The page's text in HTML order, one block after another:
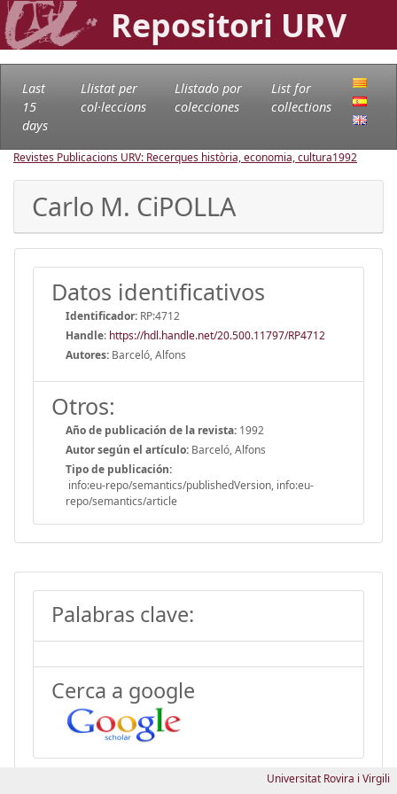
Repositori URV
Last
15
days
Llistat per
col·leccions
Llistado por
colecciones
List for
collections
Revistes Publicacions URV: Recerques història, economia, cultura1992
Carlo M. CiPOLLA
Datos identificativos
Identificador: RP:4712
Handle: https://hdl.handle.net/20.500.11797/RP4712
Autores: Barceló, Alfons
Otros:
Año de publicación de la revista: 1992
Autor según el artículo: Barceló, Alfons
Tipo de publicación:
info:eu-repo/semantics/publishedVersion, info:eu-
repo/semantics/article
Palabras clave:
Cerca a google
Universitat Rovira i Virgili